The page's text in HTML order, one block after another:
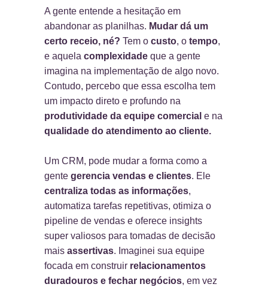
A gente entende a hesitação em
abandonar as planilhas. Mudar dá um
certo receio, né? Tem o custo, o tempo,
e aquela complexidade que a gente
imagina na implementação de algo novo.
Contudo, percebo que essa escolha tem
um impacto direto e profundo na
produtividade da equipe comercial e na
qualidade do atendimento ao cliente.
Um CRM, pode mudar a forma como a
gente gerencia vendas e clientes. Ele
centraliza todas as informações,
automatiza tarefas repetitivas, otimiza o
pipeline de vendas e oferece insights
super valiosos para tomadas de decisão
mais assertivas. Imaginei sua equipe
focada em construir relacionamentos
duradouros e fechar negócios, em vez